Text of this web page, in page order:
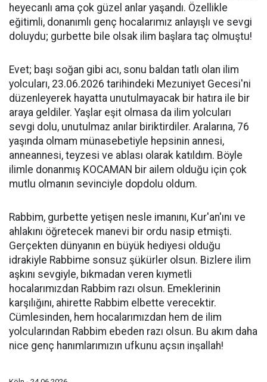
heyecanlı ama çok güzel anlar yaşandı. Özellikle
eğitimli, donanımlı genç hocalarımız anlayışlı ve sevgi
doluydu; gurbette bile olsak ilim başlara taç olmuştu!
​Evet; başı soğan gibi acı, sonu baldan tatlı olan ilim
yolcuları, 23.06.2026 tarihindeki Mezuniyet Gecesi'ni
düzenleyerek hayatta unutulmayacak bir hatıra ile bir
araya geldiler. Yaşlar eşit olmasa da ilim yolcuları
sevgi dolu, unutulmaz anılar biriktirdiler. Aralarına, 76
yaşında olmam münasebetiyle hepsinin annesi,
anneannesi, teyzesi ve ablası olarak katıldım. Böyle
ilimle donanmış KOCAMAN bir ailem olduğu için çok
mutlu olmanın sevinciyle dopdolu oldum.
​Rabbim, gurbette yetişen nesle imanını, Kur'an'ını ve
ahlakını öğretecek manevi bir ordu nasip etmişti.
Gerçekten dünyanın en büyük hediyesi olduğu
idrakiyle Rabbime sonsuz şükürler olsun. Bizlere ilim
aşkını sevgiyle, bıkmadan veren kıymetli
hocalarımızdan Rabbim razı olsun. Emeklerinin
karşılığını, ahirette Rabbim elbette verecektir.
Cümlesinden, hem hocalarımızdan hem de ilim
yolcularından Rabbim ebeden razı olsun. Bu akım daha
nice genç hanımlarımızın ufkunu açsın inşallah!